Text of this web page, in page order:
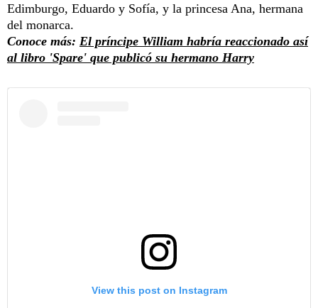
Edimburgo, Eduardo y Sofía, y la princesa Ana, hermana
del monarca.
Conoce más: El príncipe William habría reaccionado así
al libro 'Spare' que publicó su hermano Harry
View this post on Instagram